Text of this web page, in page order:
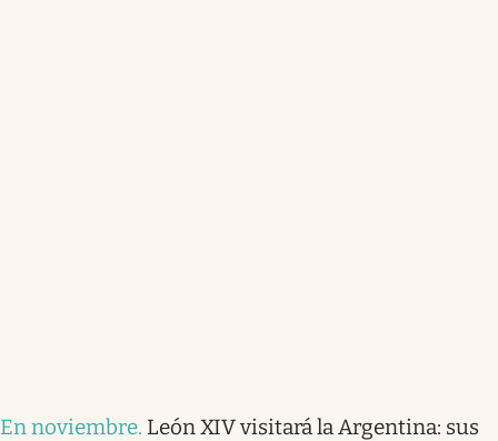
En noviembre. León XIV visitará la Argentina: sus